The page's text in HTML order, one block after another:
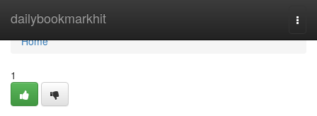
dailybookmarkhit
Home
Home
1